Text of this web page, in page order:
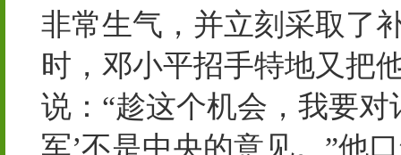
非常生气，并立刻采取了
时，邓小平招手特地又把
说：“趁这个机会，我要
军’不是中央的意见。”他